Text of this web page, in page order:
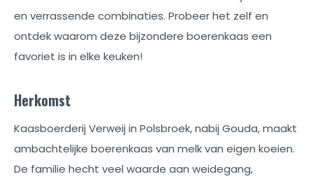
en verrassende combinaties. Probeer het zelf en
ontdek waarom deze bijzondere boerenkaas een
favoriet is in elke keuken!
Herkomst
Kaasboerderij Verweij in Polsbroek, nabij Gouda, maakt
ambachtelijke boerenkaas van melk van eigen koeien.
De familie hecht veel waarde aan weidegang,